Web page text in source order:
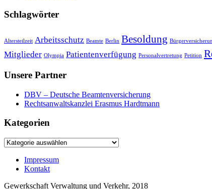
Schlagwörter
Altersteilzeit Arbeitsschutz Beamte Berlin Besoldung
Mitglieder Olympia Patientenverfügung Personalvertretung Petition
Unsere Partner
DBV – Deutsche Beamtenversicherung
Rechtsanwaltskanzlei Erasmus Hardtmann
Kategorien
Kategorien
Impressum
Kontakt
Gewerkschaft Verwaltung und Verkehr, 2018